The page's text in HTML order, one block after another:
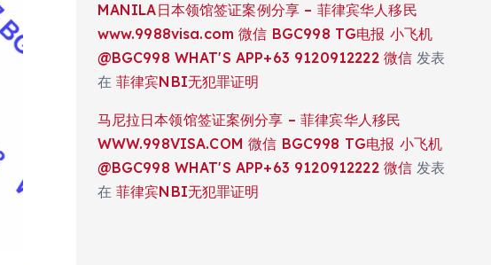
MANILA日本领馆签证案例分享 – 菲律宾华人移民
www.9988visa.com 微信 BGC998 TG电报 小飞机
@BGC998 WHAT'S APP+63 9120912222 微信 发表
在 菲律宾NBI无犯罪证明
马尼拉日本领馆签证案例分享 – 菲律宾华人移民
WWW.998VISA.COM 微信 BGC998 TG电报 小飞机
@BGC998 WHAT'S APP+63 9120912222 微信 发表
在 菲律宾NBI无犯罪证明